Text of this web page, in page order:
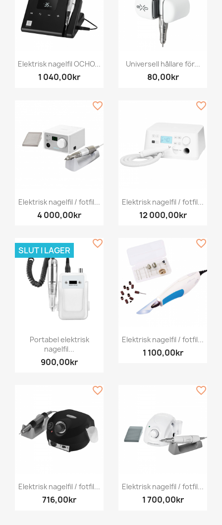
Elektrisk nagelfil OCHO...
1 040,00kr
Universell hållare för...
80,00kr
Elektrisk nagelfil / fotfil...
4 000,00kr
favorite_border
Elektrisk nagelfil / fotfil...
12 000,00kr
favorite_border
Portabel elektrisk
nagelfil...
900,00kr
SLUT I LAGER
favorite_border
Elektrisk nagelfil / fotfil...
1 100,00kr
favorite_border
Elektrisk nagelfil / fotfil...
716,00kr
favorite_border
Elektrisk nagelfil / fotfil...
1 700,00kr
favorite_border